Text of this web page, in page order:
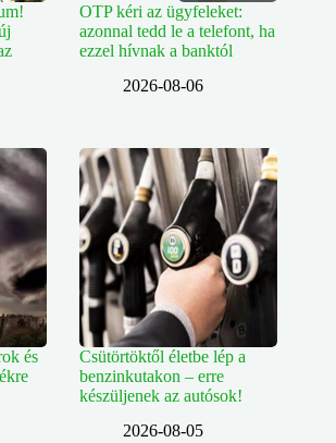
OTP kéri az ügyfeleket:
azonnal tedd le a telefont, ha
ezzel hívnak a banktól
2026-08-06
és
Csütörtöktől életbe lép a
benzinkutakon – erre
készüljenek az autósok!
2026-08-05